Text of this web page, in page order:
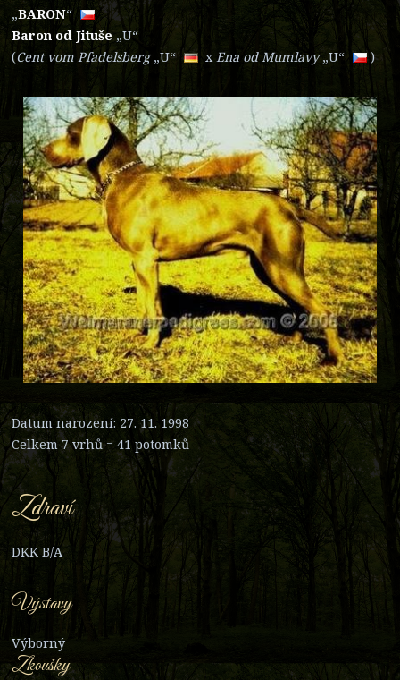
„BARON“
Baron od Jituše „U“
(Cent vom Pfadelsberg„U“ x Ena od Mumlavy„U“ )
Datum narození: 27. 11. 1998
Celkem 7 vrhů = 41 potomků
Zdraví
DKK B/A
Výstavy
Výborný
Zkoušky